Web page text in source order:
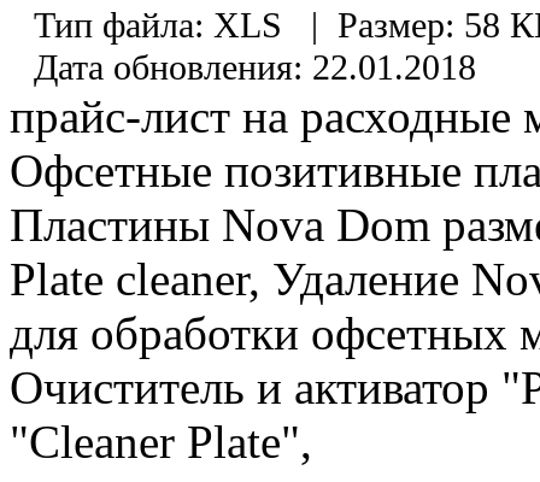
Тип файла: XLS | Размер: 58
Дата обновления: 22.01.2018
прайс-лист на
Офсетные позитивные
Пластины Nova Dom
Plate cleaner, Удаление
для обработки офсетных
Очиститель и активатор
"Cleanеr Plate",